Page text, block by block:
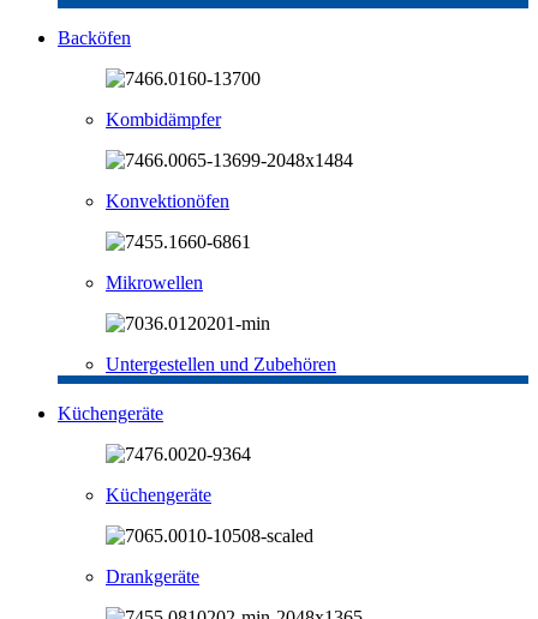
Backöfen
Kombidämpfer
Konvektionöfen
Mikrowellen
Untergestellen und Zubehören
Küchengeräte
Küchengeräte
Drankgeräte